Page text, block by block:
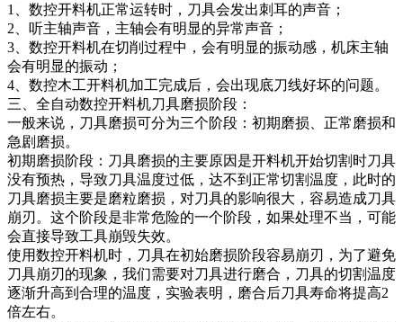
1、数控开料机正常运转时，刀具会发出刺耳的声音；
2、听主轴声音，主轴会有明显的异常声音；
3、数控开料机在切削过程中，会有明显的振动感，机床主轴
会有明显的振动；
4、数控木工开料机加工完成后，会出现底刀线好坏的问题。
三、全自动数控开料机刀具磨损阶段：
一般来说，刀具磨损可分为三个阶段：初期磨损、正常磨损和
急剧磨损。
初期磨损阶段：刀具磨损的主要原因是开料机开始切割时刀具
没有预热，导致刀具温度过低，达不到正常切割温度，此时的
刀具磨损主要是磨粒磨损，对刀具的影响很大，容易造成刀具
崩刃。这个阶段是非常危险的一个阶段，如果处理不当，可能
会直接导致工具崩毁失效。
使用数控开料机时，刀具在初始磨损阶段容易崩刃，为了避免
刀具崩刃的现象，我们需要对刀具进行磨合，刀具的切割温度
逐渐升高到合理的温度，实验表明，磨合后刀具寿命将提高2
倍左右。